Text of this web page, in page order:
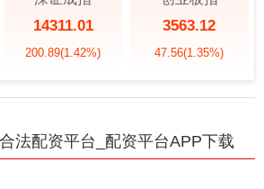
14311.01
200.89(1.42%)
3563.12
47.56(1.35%)
法配资平台_配资平台APP下载